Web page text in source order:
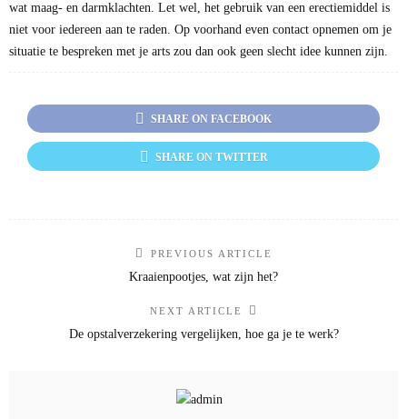
wat maag- en darmklachten. Let wel, het gebruik van een erectiemiddel is
niet voor iedereen aan te raden. Op voorhand even contact opnemen om je
situatie te bespreken met je arts zou dan ook geen slecht idee kunnen zijn.
SHARE ON FACEBOOK
SHARE ON TWITTER
PREVIOUS ARTICLE
Kraaienpootjes, wat zijn het?
NEXT ARTICLE
De opstalverzekering vergelijken, hoe ga je te werk?